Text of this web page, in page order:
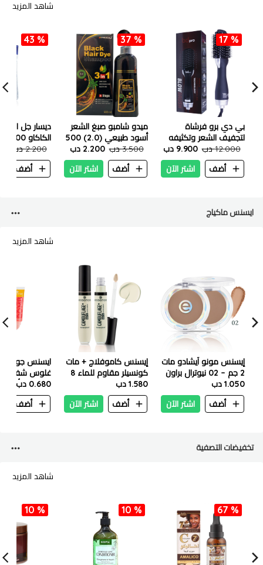
شاهد المزيد
17 %
بي دي برو فرشاة
لتجفيف الشعر وتكثيفه
1200 واط
12.000 دب
9.900 دب
أضف
اشتر الآن
37 %
ميدو شامبو صبغ الشعر
أسود طبيعي (2.0) 500
مل
3.500 دب
2.200 دب
أضف
اشتر الآن
43 %
ديسار جل
الكاكاو 200 مل
2.200 دب
أضف
ايسنس ماكياج
شاهد المزيد
إيسنس مونو آيشادو مات
2 جم – 02 نيوترال براون
1.050 دب
أضف
اشتر الآن
إيسنس كاموفلاج + مات
كونسيلر مقاوم للماء 8
مل - 100
1.580 دب
أضف
اشتر الآن
ايسنس جوسي
غلوس شفاه
فواكه وتأثير
0.680 دب
أضف
تخفيضات التصفية
شاهد المزيد
67 %
10 %
10 %